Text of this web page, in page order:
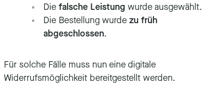
Die falsche Leistung wurde ausgewählt.
Die Bestellung wurde zu früh
abgeschlossen.
Für solche Fälle muss nun eine digitale
Widerrufsmöglichkeit bereitgestellt werden.